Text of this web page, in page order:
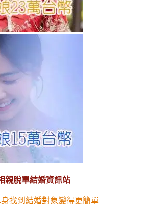
親脫單結婚資訊站
找到結婚對象變得更簡單